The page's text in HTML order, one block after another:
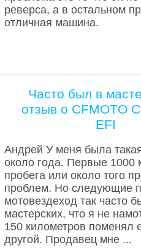
реверса, а в остальном
отличная машина.
Часто был в
отзыв о CFMOTO
EFI
Андрей У меня была
около года. Первые 1000
пробега или около того
проблем. Но следующие
мотовездеход так часто
мастерских, что я не
150 километров поменял
другой. Продавец мне ...